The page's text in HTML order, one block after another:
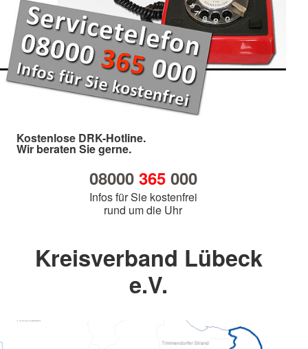
Kostenlose DRK-Hotline.
Wir beraten Sie gerne.
08000 365000
Infos für Sie kostenfrei
rund um die Uhr
Kreisverband Lübeck
e.V.